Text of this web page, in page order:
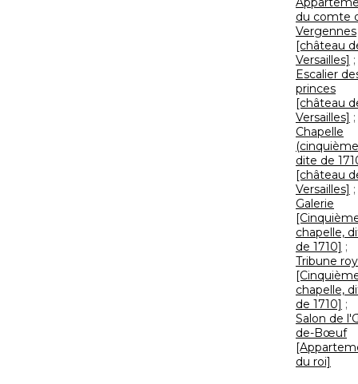
du comte
Vergennes
[château
Versailles] ;
Escalier
princes
[château
Versailles] ;
Chapelle
dite de
[château
Versailles] ;
Galerie
chapelle,
de 1710] ;
Tribune
chapelle,
de 1710] ;
Salon de
de-Bœuf
du roi]